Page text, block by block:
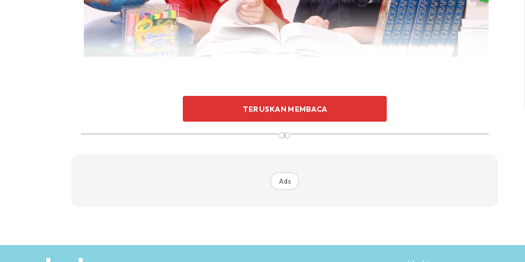
Sepanjang tempoh penutupan tersebut, pengajaran dan pembelajaran akan tetap diteruskan secara
TERUSKAN MEMBACA
∞
Ads